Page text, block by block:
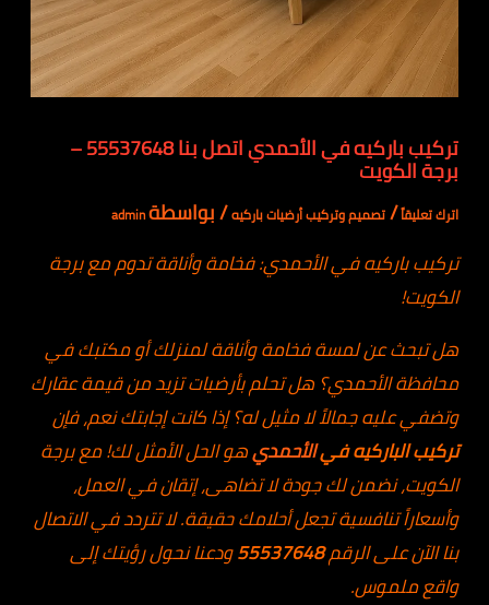
تركيب باركيه في الأحمدي اتصل بنا 55537648 –
برجة الكويت
اترك تعليقاً/تصميم وتركيب أرضيات باركيه/ بواسطةadmin
تركيب باركيه في الأحمدي: فخامة وأناقة تدوم مع برجة
الكويت!
هل تبحث عن لمسة فخامة وأناقة لمنزلك أو مكتبك في
محافظة الأحمدي؟ هل تحلم بأرضيات تزيد من قيمة عقارك
وتضفي عليه جمالاً لا مثيل له؟ إذا كانت إجابتك نعم، فإن
تركيب الباركيه فيالأحمديهو الحل الأمثل لك! مع برجة
الكويت، نضمن لك جودة لا تضاهى، إتقان في العمل،
وأسعاراً تنافسية تجعل أحلامك حقيقة. لا تتردد في الاتصال
بنا الآن على الرقم55537648ودعنا نحول رؤيتك إلى
واقع ملموس.